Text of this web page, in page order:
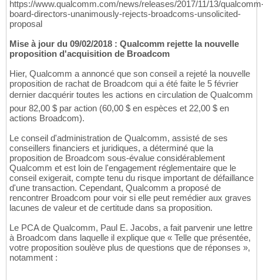
https://www.qualcomm.com/news/releases/2017/11/13/
board-directors-unanimously-rejects-broadcoms-unsolicited-
proposal
Mise à jour du 09/02/2018 : Qualcomm rejette la nouvelle
proposition d'acquisition de Broadcom
Hier, Qualcomm a annoncé que son conseil a rejeté la nouvelle
proposition de rachat de Broadcom qui a été faite le 5 février
dernier dacquérir toutes les actions en circulation de Qualcomm
pour 82,00 $ par action (60,00 $ en espèces et 22,00 $ en
actions Broadcom).
Le conseil d'administration de Qualcomm, assisté de ses
conseillers financiers et juridiques, a déterminé que la
proposition de Broadcom sous-évalue considérablement
Qualcomm et est loin de l'engagement réglementaire que le
conseil exigerait, compte tenu du risque important de défaillance
d'une transaction. Cependant, Qualcomm a proposé de
rencontrer Broadcom pour voir si elle peut remédier aux graves
lacunes de valeur et de certitude dans sa proposition.
Le PCA de Qualcomm, Paul E. Jacobs, a fait parvenir une lettre
à Broadcom dans laquelle il explique que « Telle que présentée,
votre proposition soulève plus de questions que de réponses »,
notamment :